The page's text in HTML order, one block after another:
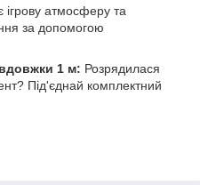
ігрову атмосферу та
за допомогою
1 м: Розрядилася
Під'єднай комплектний